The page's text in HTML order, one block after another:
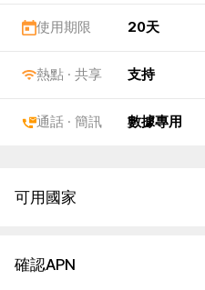
使用期限 20天
熱點 · 共享 支持
通話 · 簡訊 數據專用
可用國家
確認APN